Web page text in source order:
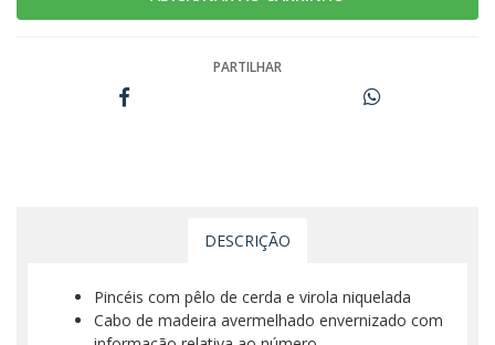
PARTILHAR
DESCRIÇÃO
Pincéis com pêlo de cerda e virola niquelada
Cabo de madeira avermelhado envernizado com